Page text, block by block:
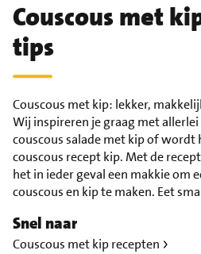
Couscous met
tips
Couscous met kip: lekker,
Wij inspireren je graag met allerlei
couscous salade met kip of wordt
couscous recept kip. Met de
het in ieder geval een makkie om
couscous en kip te maken. Eet
Snel naar
Couscous met kip recepten